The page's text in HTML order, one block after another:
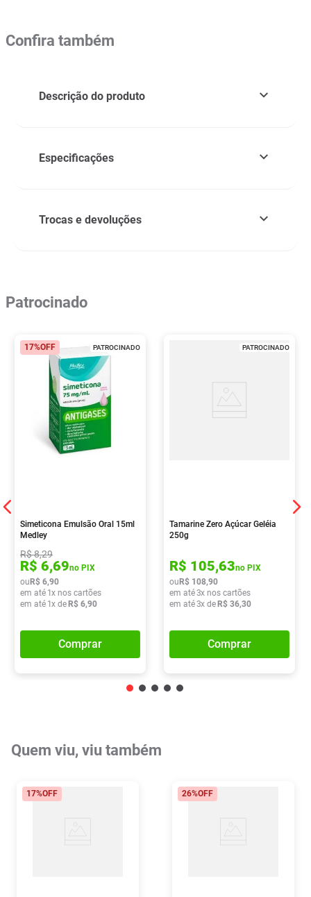
Confira também
Descrição do produto
Especificações
Trocas e devoluções
Patrocinado
PATROCINADO
17%OFF
Simeticona Emulsão Oral 15ml
Medley
R$8,29
R$ 6,69no PIX
ou R$ 6,90
em até 1x nos cartões
em até 1x de R$ 6,90
Comprar
PATROCINADO
Tamarine Zero Açúcar Geléia
250g
R$ 105,63no PIX
ou R$ 108,90
em até3x nos cartões
em até3x de R$ 36,30
Comprar
Quem viu, viu também
17%OFF 26%OFF